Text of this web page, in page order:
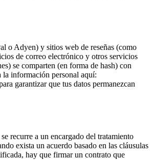
o Adyen) y sitios web de reseñas (como
de correo electrónico y otros servicios
se comparten (en forma de hash) con
la información personal aquí:
garantizar que tus datos permanezcan
recurre a un encargado del tratamiento
exista un acuerdo basado en las cláusulas
hay que firmar un contrato que